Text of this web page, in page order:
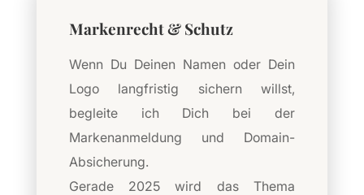
Markenrecht & Schutz
Wenn Du Deinen Namen oder Dein
Logo langfristig sichern willst,
begleite ich Dich bei der
Markenanmeldung und Domain-
Absicherung.
Gerade 2025 wird das Thema